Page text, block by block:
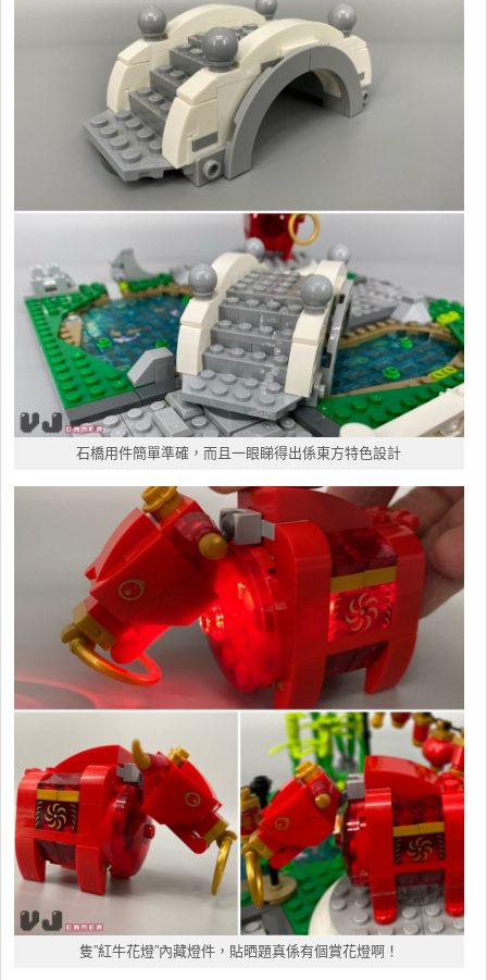
石橋用件簡單準確，而且一眼睇得出係東方特色設計
隻”紅牛花燈”內藏燈件，貼晒題真係有個賞花燈啊！